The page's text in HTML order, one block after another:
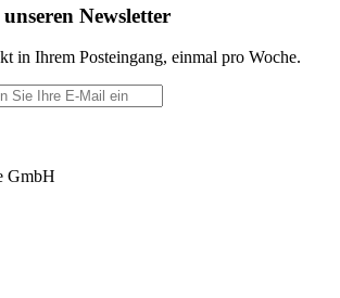
Newsletter
in Ihrem Posteingang, einmal pro Woche.
GmbH